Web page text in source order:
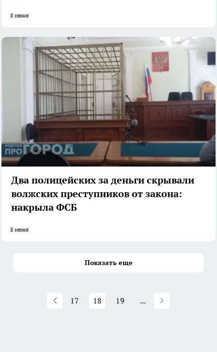
8 июня
Два полицейских за деньги скрывали
волжских преступников от закона:
накрыла ФСБ
8 июня
Показать еще
17 18 19 ...